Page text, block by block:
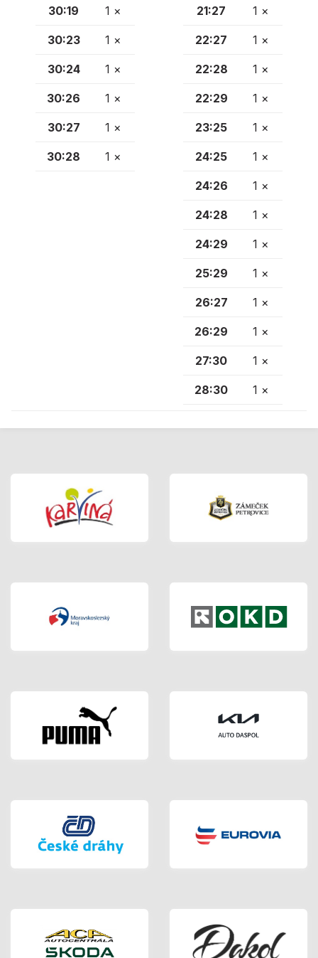
30:19 1 ×
30:23 1 ×
30:24 1 ×
30:26 1 ×
30:27 1 ×
30:28 1 ×
21:27 1 ×
22:27 1 ×
22:28 1 ×
22:29 1 ×
23:25 1 ×
24:25 1 ×
24:26 1 ×
24:28 1 ×
24:29 1 ×
25:29 1 ×
26:27 1 ×
26:29 1 ×
27:30 1 ×
28:30 1 ×